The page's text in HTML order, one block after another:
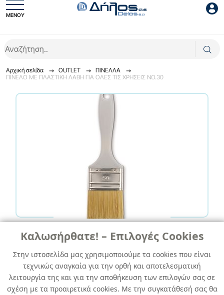
Καλωσήρθατε! – Επιλογές Cookies
Στην ιστοσελίδα μας χρησιμοποιούμε τα cookies που είναι
τεχνικώς αναγκαία για την ορθή και αποτελεσματική
λειτουργία της και για την αποθήκευση των επιλογών σας σε
σχέση με τα προαιρετικά cookies. Με την συγκατάθεσή σας θα
ΜΕΝΟΥ
Αρχική σελίδα OUTLET
ΠΙΝΕΛΛΑ
ΠΙΝΕΛΟ ΜΕ ΠΛΑΣΤΙΚΗ ΛΑΒΗ ΓΙΑ ΟΛΕΣ ΤΙΣ ΧΡΗΣΕΙΣ NO.30
ΠΙΝΕΛΛΑ
ΠΙΝΕΛΟ ΜΕ ΠΛΑΣΤΙΚΗ ΛΑΒΗ ΓΙΑ
ΟΛΕΣ ΤΙΣ ΧΡΗΣΕΙΣ NO.30